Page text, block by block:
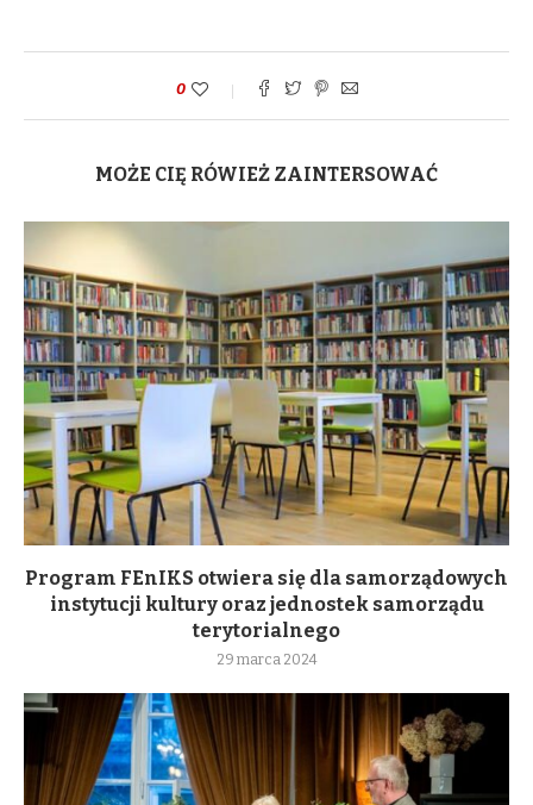
0
MOŻE CIĘ RÓWIEŻ ZAINTERSOWAĆ
Program FEnIKS otwiera się dla samorządowych
instytucji kultury oraz jednostek samorządu
terytorialnego
29 marca 2024